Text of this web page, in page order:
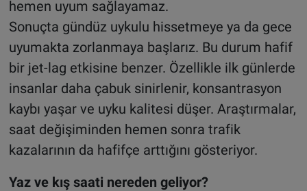
hemen uyum sağlayamaz.
Sonuçta gündüz uykulu hissetmeye ya da gece
uyumakta zorlanmaya başlarız. Bu durum hafif
bir jet-lag etkisine benzer. Özellikle ilk günlerde
insanlar daha çabuk sinirlenir, konsantrasyon
kaybı yaşar ve uyku kalitesi düşer. Araştırmalar,
saat değişiminden hemen sonra trafik
kazalarının da hafifçe arttığını gösteriyor.
Yaz ve kış saati nereden geliyor?